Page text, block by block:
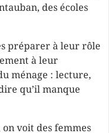
des écoles
préparer à leur rôle
à leur
ménage : lecture,
qu’il manque
voit des femmes